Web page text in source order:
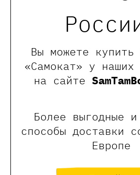
Вы можете купить
«Самокат» у наших
на сайте
Более выгодные
способы доставки
Европе
Отзывы
Оставить
Обращаем Ваше внимание,